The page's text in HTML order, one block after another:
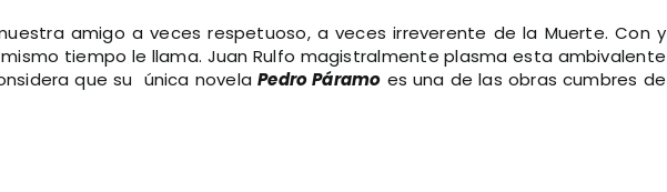
amigo a veces respetuoso, a veces irreverente de la Muerte. Con y
tiempo le llama. Juan Rulfo magistralmente plasma esta ambivalente
que su única novelaPedro Páramo es una de las obras cumbres de